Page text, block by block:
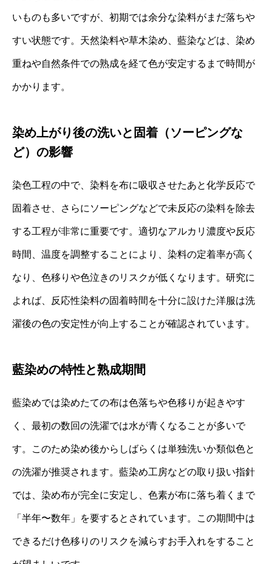
いものも多いですが、初期では余分な染料がまだ落ちや
すい状態です。天然染料や草木染め、藍染などは、染め
重ねや自然条件での熟成を経て色が安定するまで時間が
かかります。
染め上がり後の洗いと固着（ソーピングな
ど）の影響
染色工程の中で、染料を布に吸収させたあと化学反応で
固着させ、さらにソーピングなどで未反応の染料を除去
する工程が非常に重要です。適切なアルカリ濃度や反応
時間、温度を調整することにより、染料の定着率が高く
なり、色移りや色泣きのリスクが低くなります。研究に
よれば、反応性染料の固着時間を十分に設けた洋服は洗
濯後の色の安定性が向上することが確認されています。
藍染めの特性と熟成期間
藍染めでは染めたての布は色落ちや色移りが起きやす
く、最初の数回の洗濯では水が青くなることが多いで
す。このため染め後からしばらくは単独洗いか類似色と
の洗濯が推奨されます。藍染め工房などの取り扱い指針
では、染め布が完全に安定し、色素が布に落ち着くまで
「半年〜数年」を要するとされています。​この期間中は
できるだけ色移りのリスクを減らすお手入れをすること